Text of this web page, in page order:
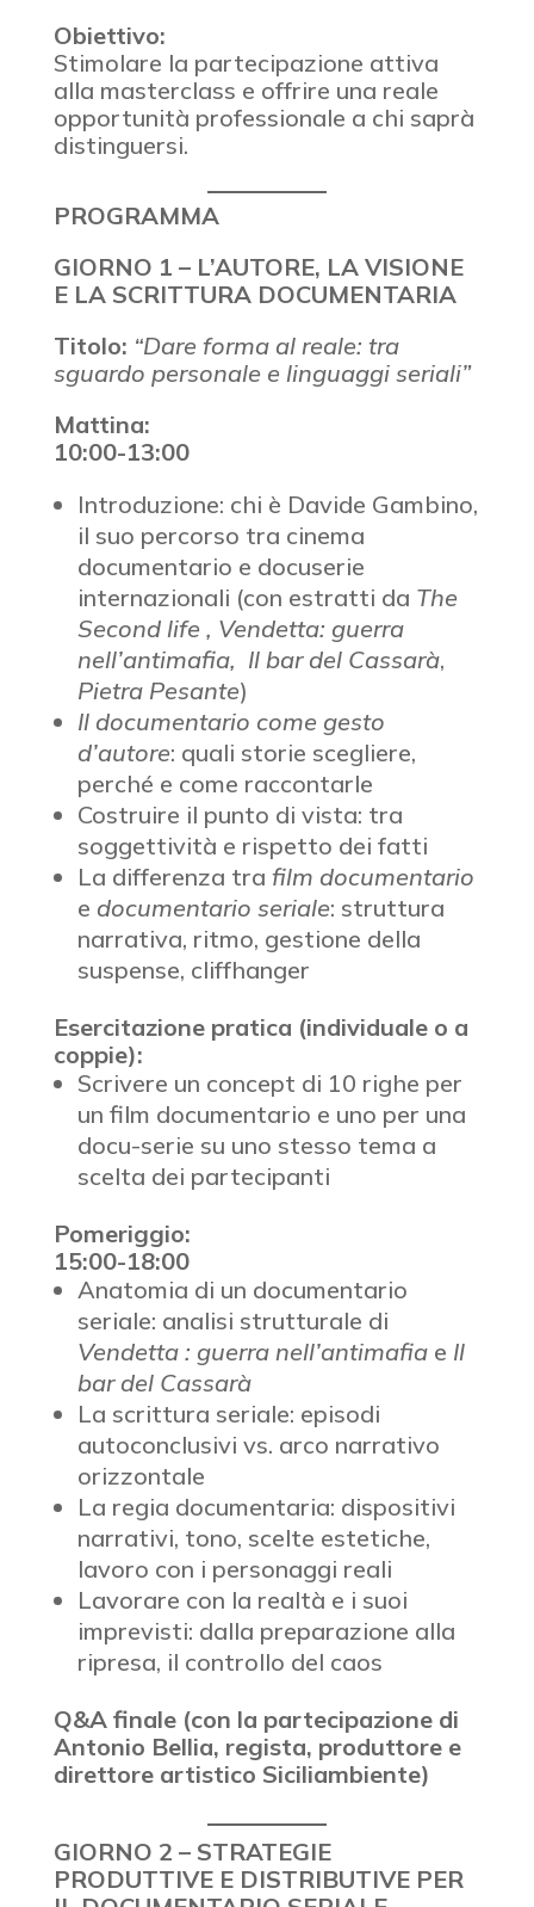
Obiettivo:
Stimolare la partecipazione attiva
alla masterclass e offrire una reale
opportunità professionale a chi saprà
distinguersi.
PROGRAMMA
GIORNO 1 – L’AUTORE, LA VISIONE
E LA SCRITTURA DOCUMENTARIA
Titolo: “Dare forma al reale: tra
sguardo personale e linguaggi seriali”
Mattina:
10:00-13:00
Introduzione: chi è Davide Gambino,
il suo percorso tra cinema
documentario e docuserie
internazionali (con estratti da The
Second life , Vendetta: guerra
nell’antimafia, Il bar del Cassarà,
Pietra Pesante)
Il documentario come gesto
d’autore: quali storie scegliere,
perché e come raccontarle
Costruire il punto di vista: tra
soggettività e rispetto dei fatti
La differenza tra film documentario
e documentario seriale: struttura
narrativa, ritmo, gestione della
suspense, cliffhanger
Esercitazione pratica (individuale o a
coppie):
Scrivere un concept di 10 righe per
un film documentario e uno per una
docu-serie su uno stesso tema a
scelta dei partecipanti
Pomeriggio:
15:00-18:00
Anatomia di un documentario
seriale: analisi strutturale di
Vendetta : guerra nell’antimafia e Il
bar del Cassarà
La scrittura seriale: episodi
autoconclusivi vs. arco narrativo
orizzontale
La regia documentaria: dispositivi
narrativi, tono, scelte estetiche,
lavoro con i personaggi reali
Lavorare con la realtà e i suoi
imprevisti: dalla preparazione alla
ripresa, il controllo del caos
Q&A finale (con la partecipazione di
Antonio Bellia, regista, produttore e
direttore artistico Siciliambiente)
GIORNO 2 – STRATEGIE
PRODUTTIVE E DISTRIBUTIVE PER